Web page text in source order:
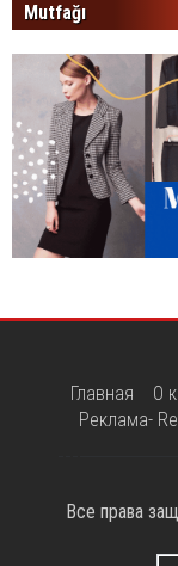
Mutfağı
Главная О
Реклама-
Все права